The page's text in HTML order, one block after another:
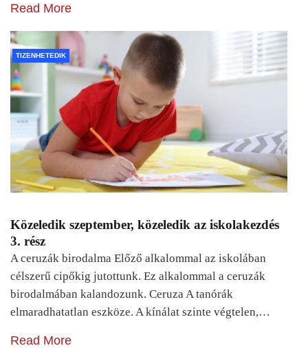
Read More
TIZENHETEDIK
Közeledik szeptember, közeledik az iskolakezdés
3. rész
A ceruzák birodalma Előző alkalommal az iskolában
célszerű cipőkig jutottunk. Ez alkalommal a ceruzák
birodalmában kalandozunk. Ceruza A tanórák
elmaradhatatlan eszköze. A kínálat szinte végtelen,…
Read More